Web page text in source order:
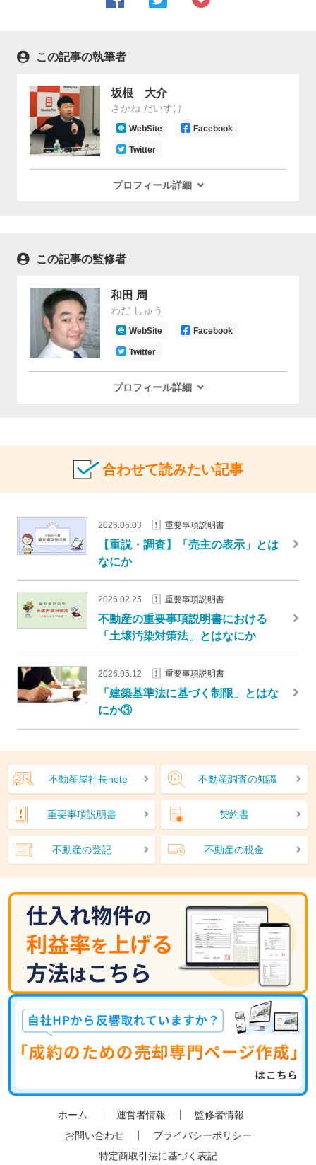
この記事の執筆者
坂根 大介
さかね だいすけ
WebSite Facebook
Twitter
プロフィール詳細
この記事の監修者
和田 周
わだ しゅう
WebSite Facebook
Twitter
プロフィール詳細
合わせて読みたい記事
2026.06.03 重要事項説明書
【重説・調査】「売主の表示」とは
なにか
2026.02.25 重要事項説明書
不動産の重要事項説明書における
「土壌汚染対策法」とはなにか
2026.05.12 重要事項説明書
「建築基準法に基づく制限」とはな
にか③
不動産屋社長note 不動産調査の知識
重要事項説明書 契約書
不動産の登記 不動産の税金
ホーム 運営者情報 監修者情報
お問い合わせ プライバシーポリシー
特定商取引法に基づく表記